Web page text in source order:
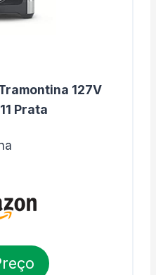
127V
Prata